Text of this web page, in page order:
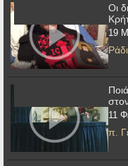
Οι
19
11
π.